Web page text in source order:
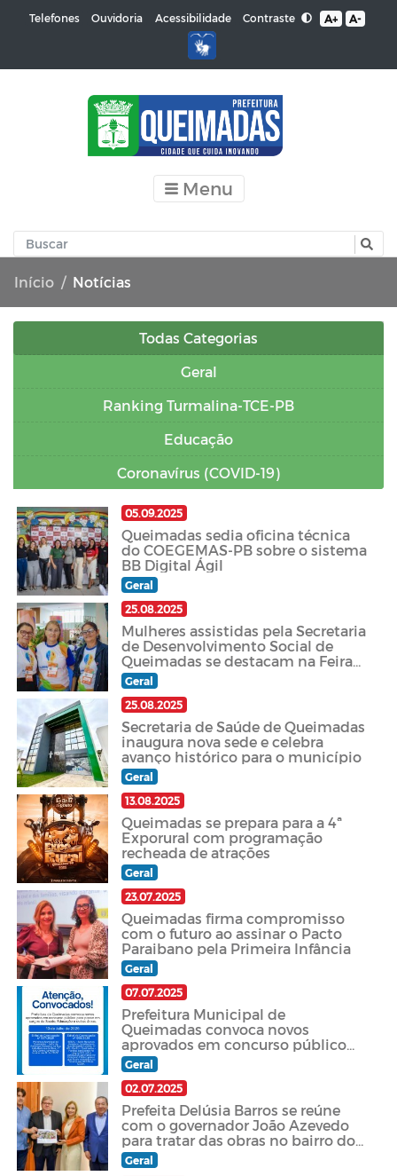
Telefones Ouvidoria Acessibilidade Contraste A+ A-
Menu
Início Notícias
Todas Categorias
Geral
Ranking Turmalina-TCE-PB
Educação
Coronavírus (COVID-19)
05.09.2025
Queimadas sedia oficina técnica
do COEGEMAS-PB sobre o sistema
BB Digital Ágil
Geral
25.08.2025
Mulheres assistidas pela Secretaria
de Desenvolvimento Social de
Queimadas se destacam na Feira
do Empreendedor
Geral
25.08.2025
Secretaria de Saúde de Queimadas
inaugura nova sede e celebra
avanço histórico para o município
Geral
13.08.2025
Queimadas se prepara para a 4ª
Exporural com programação
recheada de atrações
Geral
23.07.2025
Queimadas firma compromisso
com o futuro ao assinar o Pacto
Paraibano pela Primeira Infância
Geral
07.07.2025
Prefeitura Municipal de
Queimadas convoca novos
aprovados em concurso público
para posse em cargos da Saúde,
Educação e outras áreas.
Geral
02.07.2025
Prefeita Delúsia Barros se reúne
com o governador João Azevedo
para tratar das obras no bairro do
Tião do Rêgo.
Geral